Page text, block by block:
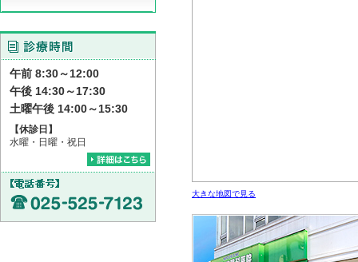
大きな地図で見る
午前 8:30～12:00
午後 14:30～17:30
土曜午後 14:00～15:30
【休診日】
水曜・日曜・祝日